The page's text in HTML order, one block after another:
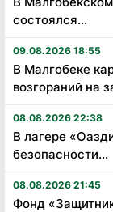
состоялся...
09.08.2026 18:55
В Малгобеке
возгораний на
08.08.2026 22:38
В лагере
безопасности...
08.08.2026 21:45
Фонд